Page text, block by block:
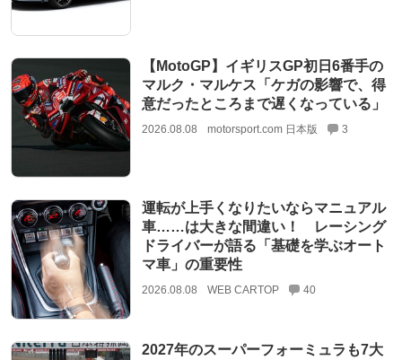
【MotoGP】イギリスGP初日6番手の
マルク・マルケス「ケガの影響で、得
意だったところまで遅くなっている」
2026.08.08 motorsport.com 日本版 3
運転が上手くなりたいならマニュアル
車……は大きな間違い！ レーシング
ドライバーが語る「基礎を学ぶオート
マ車」の重要性
2026.08.08 WEB CARTOP 40
2027年のスーパーフォーミュラも7大